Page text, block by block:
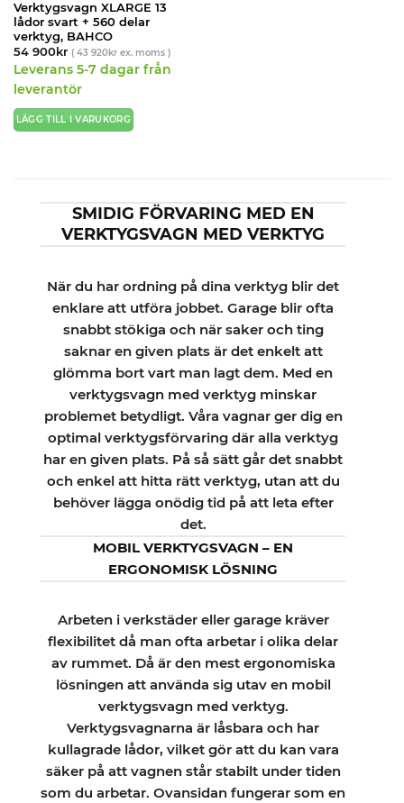
Verktygsvagn XLARGE 13
lådor svart + 560 delar
verktyg, BAHCO
54 900kr ( 43 920krex. moms )
Leverans 5-7 dagar från
leverantör
LÄGG TILL I VARUKORG
SMIDIG FÖRVARING MED EN
VERKTYGSVAGN MED VERKTYG
När du har ordning på dina verktyg blir det
enklare att utföra jobbet. Garage blir ofta
snabbt stökiga och när saker och ting
saknar en given plats är det enkelt att
glömma bort vart man lagt dem. Med en
verktygsvagn med verktyg minskar
problemet betydligt. Våra vagnar ger dig en
optimal verktygsförvaring där alla verktyg
har en given plats. På så sätt går det snabbt
och enkel att hitta rätt verktyg, utan att du
behöver lägga onödig tid på att leta efter
det.
MOBIL VERKTYGSVAGN – EN
ERGONOMISK LÖSNING
Arbeten i verkstäder eller garage kräver
flexibilitet då man ofta arbetar i olika delar
av rummet. Då är den mest ergonomiska
lösningen att använda sig utav en mobil
verktygsvagn med verktyg.
Verktygsvagnarna är låsbara och har
kullagrade lådor, vilket gör att du kan vara
säker på att vagnen står stabilt under tiden
som du arbetar. Ovansidan fungerar som en